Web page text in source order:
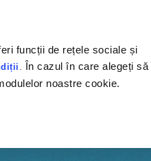
funcții de rețele sociale și
. În cazul în care alegeți să
noastre cookie.